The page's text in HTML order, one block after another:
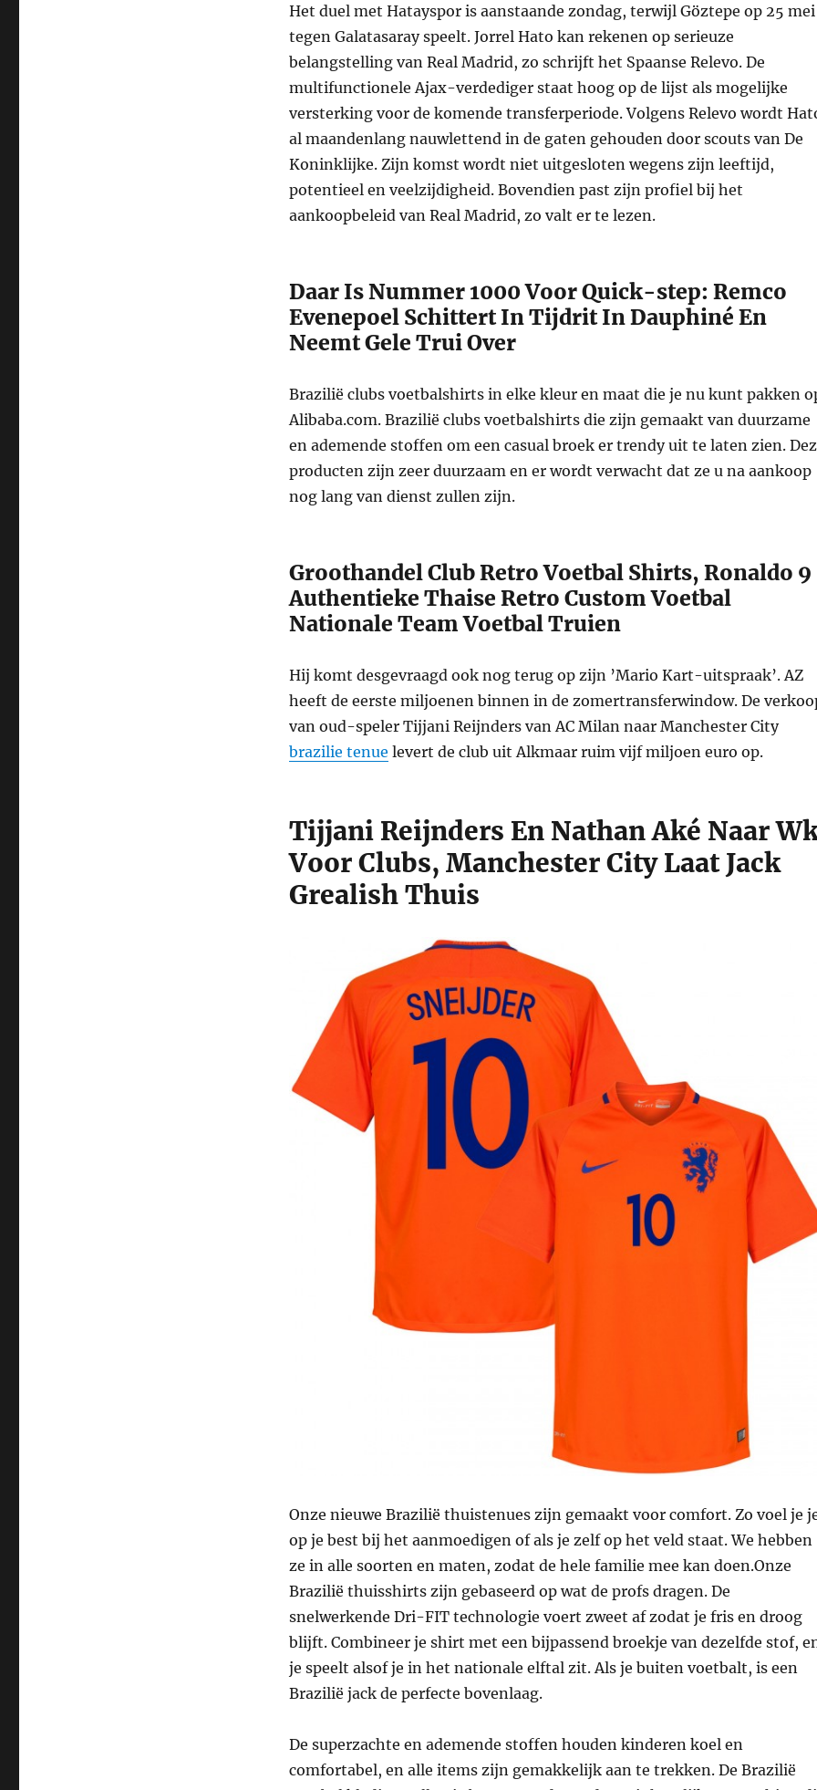
Het duel met Hatayspor is aanstaande zondag, terwijl Göztepe op 25 mei
tegen Galatasaray speelt. Jorrel Hato kan rekenen op serieuze
belangstelling van Real Madrid, zo schrijft het Spaanse Relevo. De
multifunctionele Ajax-verdediger staat hoog op de lijst als mogelijke
versterking voor de komende transferperiode. Volgens Relevo wordt
al maandenlang nauwlettend in de gaten gehouden door scouts van De
Koninklijke. Zijn komst wordt niet uitgesloten wegens zijn leeftijd,
potentieel en veelzijdigheid. Bovendien past zijn profiel bij het
aankoopbeleid van Real Madrid, zo valt er te lezen.
Daar Is Nummer 1000 Voor Quick-step: Remco
Evenepoel Schittert In Tijdrit In Dauphiné En
Neemt Gele Trui Over
Brazilië clubs voetbalshirts in elke kleur en maat die je nu kunt pakken
Alibaba.com. Brazilië clubs voetbalshirts die zijn gemaakt van duurzame
en ademende stoffen om een casual broek er trendy uit te laten zien.
producten zijn zeer duurzaam en er wordt verwacht dat ze u na aankoop
nog lang van dienst zullen zijn.
Groothandel Club Retro Voetbal Shirts, Ronaldo 9
Authentieke Thaise Retro Custom Voetbal
Nationale Team Voetbal Truien
Hij komt desgevraagd ook nog terug op zijn ’Mario Kart-uitspraak’. AZ
heeft de eerste miljoenen binnen in de zomertransferwindow. De
van oud-speler Tijjani Reijnders van AC Milan naar Manchester City
brazilie tenue levert de club uit Alkmaar ruim vijf miljoen euro op.
Tijjani Reijnders En Nathan Aké Naar
Voor Clubs, Manchester City Laat Jack
Grealish Thuis
Onze nieuwe Brazilië thuistenues zijn gemaakt voor comfort. Zo voel je
op je best bij het aanmoedigen of als je zelf op het veld staat. We hebben
ze in alle soorten en maten, zodat de hele familie mee kan doen.Onze
Brazilië thuisshirts zijn gebaseerd op wat de profs dragen. De
snelwerkende Dri-FIT technologie voert zweet af zodat je fris en droog
blijft. Combineer je shirt met een bijpassend broekje van dezelfde stof,
je speelt alsof je in het nationale elftal zit. Als je buiten voetbalt, is een
Brazilië jack de perfecte bovenlaag.
De superzachte en ademende stoffen houden kinderen koel en
comfortabel, en alle items zijn gemakkelijk aan te trekken. De Brazilië